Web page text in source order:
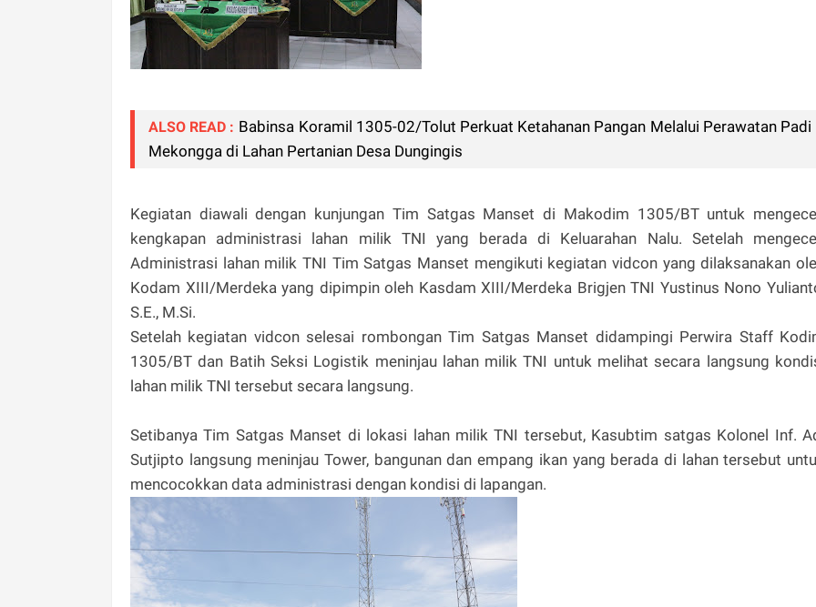
ALSO READ : Babinsa Koramil 1305-02/Tolut Perkuat Ketahanan Pangan Melalui Perawatan Padi
Mekongga di Lahan Pertanian Desa Dungingis
Kegiatan diawali dengan kunjungan Tim Satgas Manset di Makodim 1305/BT untuk
kengkapan administrasi lahan milik TNI yang berada di Keluarahan Nalu. Setelah
Administrasi lahan milik TNI Tim Satgas Manset mengikuti kegiatan vidcon yang dilaksanakan
Kodam XIII/Merdeka yang dipimpin oleh Kasdam XIII/Merdeka Brigjen TNI Yustinus Nono
S.E., M.Si.
Setelah kegiatan vidcon selesai rombongan Tim Satgas Manset didampingi Perwira Staff
1305/BT dan Batih Seksi Logistik meninjau lahan milik TNI untuk melihat secara langsung
lahan milik TNI tersebut secara langsung.
Setibanya Tim Satgas Manset di lokasi lahan milik TNI tersebut, Kasubtim satgas Kolonel Inf.
Sutjipto langsung meninjau Tower, bangunan dan empang ikan yang berada di lahan tersebut
mencocokkan data administrasi dengan kondisi di lapangan.